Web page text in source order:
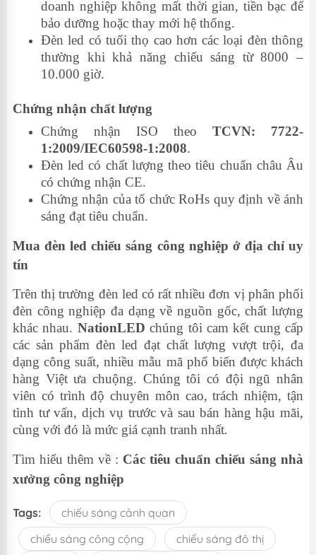
doanh nghiệp không mất thời gian, tiền bạc để
bảo dưỡng hoặc thay mới hệ thống.
Đèn led có tuổi thọ cao hơn các loại đèn thông
thường khi khả năng chiếu sáng từ 8000 –
10.000 giờ.
Chứng nhận chất lượng
Chứng nhận ISO theo TCVN: 7722-
1:2009/IEC60598-1:2008.
Đèn led có chất lượng theo tiêu chuẩn châu Âu
có chứng nhận CE.
Chứng nhận của tổ chức RoHs quy định về ánh
sáng đạt tiêu chuẩn.
Mua đèn led chiếu sáng công nghiệp ở địa chỉ uy
tín
Trên thị trường đèn led córất nhiều đơn vị phân phối
đèn công nghiệp đa dạng về nguồn gốc, chất lượng
khác nhau. NationLED chúng tôi cam kết cung cấp
các sản phẩm đèn led đạt chất lượng vượt trội, đa
dạng công suất, nhiều mẫu mã phổ biến được khách
hàng Việt ưa chuộng. Chúng tôi có đội ngũ nhân
viên có trình độ chuyên môn cao, trách nhiệm, tận
tình tư vấn, dịch vụ trước và sau bán hàng hậu mãi,
cùng với đó là mức giá cạnh tranh nhất.
Tìm hiểu thêm về : Các tiêu chuẩn chiếu sáng nhà
xưởng công nghiệp
Tags:
chiếu sáng cảnh quan
chiếu sáng công cộng
chiếu sáng đô thị